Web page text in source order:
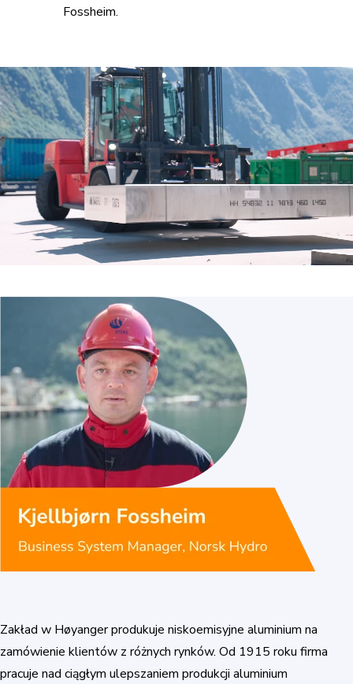
Fossheim.
Zakład w Høyanger produkuje niskoemisyjne aluminium na
zamówienie klientów z różnych rynków. Od 1915 roku firma
pracuje nad ciągłym ulepszaniem produkcji aluminium